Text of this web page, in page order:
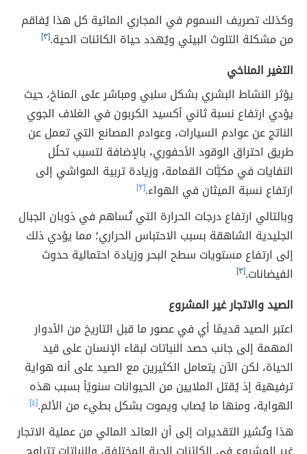
وكذلك تصريف السموم في المجاري المائية كل هذا يُفاقم
من مشكلة التلوث البيئي ويُهدد حياة الكائنات الحية.[٣]
التغير المناخي
يؤثر النشاط البشري بشكل سلبي ومباشر على المناخ، حيث
يؤدي ارتفاع نسبة ثاني أكسيد الكربون في الغلاف الجوي
الناتج عن عوادم السيارات، وعوادم المصانع التي تعمل عن
طريق احتراق الوقود الأحفوري، بالإضافة لتسبب تحلُل
النفايات في مكبَّات القمامة، وزيادة تربية المواشي إلى
ارتفاع نسبة الميثان في الهواء.[٣]
وبالتالي ارتفاع درجات الحرارة التي تُساهم في ذوبان الجبال
الجليدية الشاهقة بسبب الاحتباس الحراري؛ مما يؤدي ذلك
إلى ارتفاع مستويات سطح البحر وزيادة احتمالية حدوث
الفيضانات.[٣]
الصيد والاتجار غير المشروع
اعتبر الصيد قديمًا أي في عصور ما قبل التاريخ من الأدوار
المهمة إلى جانب حصد النباتات لبقاء الإنسان على قيد
الحياة، لكن الآن يتعامل الكثيرين مع الصيد على أنه هواية
ترفيهية إذ يُقتل الملايين من الحيوانات سنويًأ بسبب هذه
الهواية، ومنها ما يُصاب ويموت بشكل بطيء من الألم.[٤]
هذا وتُشير التقديرات إلى أن العائد المالي من عملية الاتجار